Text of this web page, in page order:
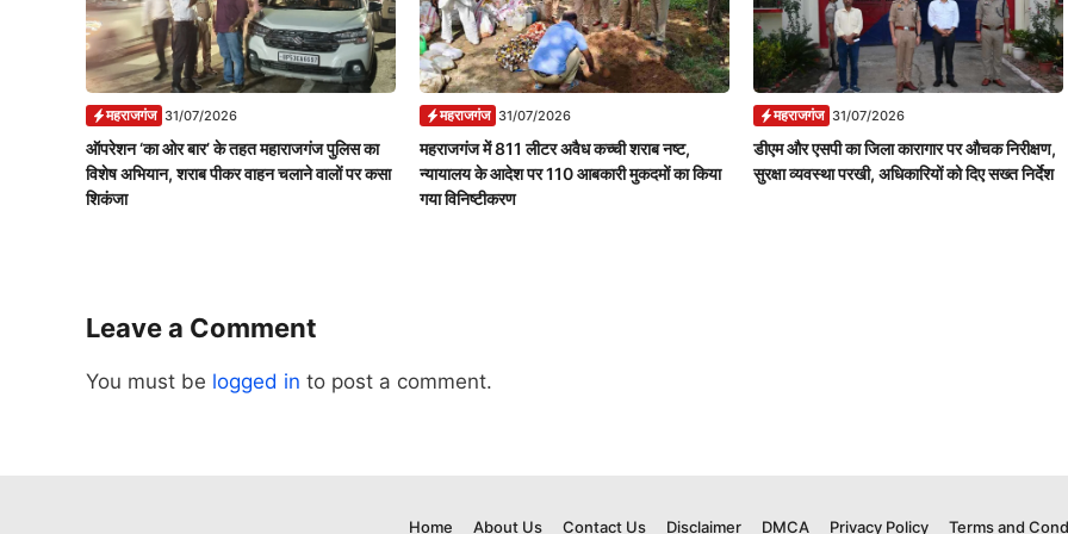
महराजगंज 31/07/2026
ऑपरेशन ‘का ओर बार’ के तहत महाराजगंज पुलिस का
विशेष अभियान, शराब पीकर वाहन चलाने वालों पर कसा
शिकंजा
महराजगंज 31/07/2026
महराजगंज में 811 लीटर अवैध कच्ची शराब नष्ट,
न्यायालय के आदेश पर 110 आबकारी मुकदमों का किया
गया विनिष्टीकरण
महराजगंज 31/07/2026
डीएम और एसपी का जिला कारागार पर औचक निरीक्षण,
सुरक्षा व्यवस्था परखी, अधिकारियों को दिए सख्त निर्देश
Leave a Comment
You must be logged in to post a comment.
Home About Us Contact Us Disclaimer DMCA Privacy Policy Terms and